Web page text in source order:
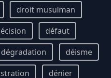
droit musulman
défaut
dégradation
déisme
dénier